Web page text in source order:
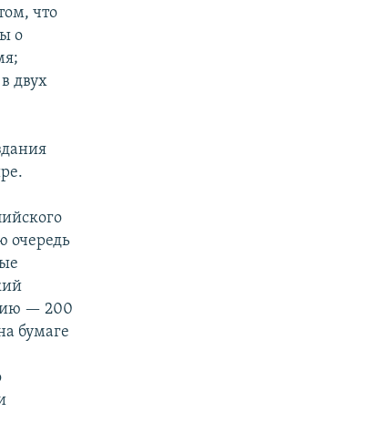
что
о
двух
очередь
— 200
бумаге